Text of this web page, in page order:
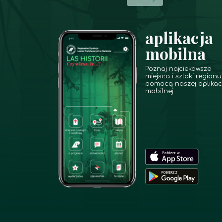
aplikacja
mobilna
Poznaj najciekawsze
miejsca i szlaki
pomocą naszej
mobilnej.